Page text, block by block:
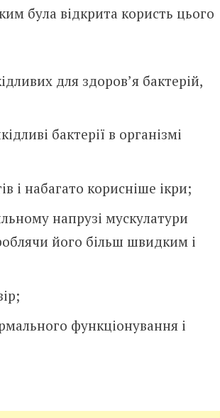
була відкрита користь цього
для здоров’я бактерій,
бактерії в організмі
і набагато корисніше ікри;
напрузі мускулатури
його більш швидким і
функціонування і